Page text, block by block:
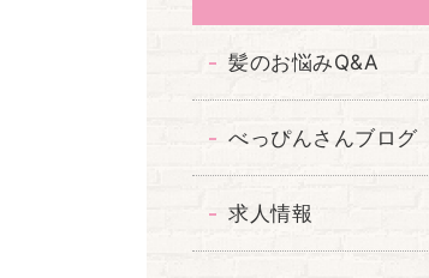
髪のお悩みQ&A
べっぴんさんブログ
求人情報